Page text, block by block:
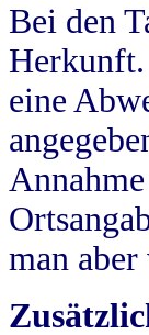
Bei den
Herkunft.
eine
man